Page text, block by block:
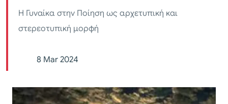
Η Γυναίκα στην Ποίηση ως αρχετυπική και
στερεοτυπική μορφή
8 Mar 2024